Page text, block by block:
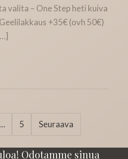
valita – One Step heti kuiva
+35€ (ovh 50€)
… 5 Seuraava
Odotamme sinua